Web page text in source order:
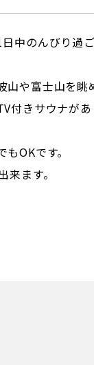
中のんびり過
山や富士山を眺
付きサウナがあ
OKです。
ます。